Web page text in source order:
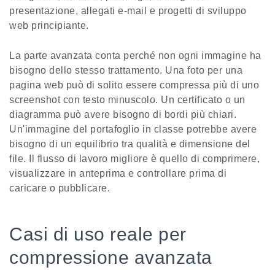
presentazione, allegati e-mail e progetti di sviluppo
web principiante.
La parte avanzata conta perché non ogni immagine ha
bisogno dello stesso trattamento. Una foto per una
pagina web può di solito essere compressa più di uno
screenshot con testo minuscolo. Un certificato o un
diagramma può avere bisogno di bordi più chiari.
Un'immagine del portafoglio in classe potrebbe avere
bisogno di un equilibrio tra qualità e dimensione del
file. Il flusso di lavoro migliore è quello di comprimere,
visualizzare in anteprima e controllare prima di
caricare o pubblicare.
Casi di uso reale per
compressione avanzata